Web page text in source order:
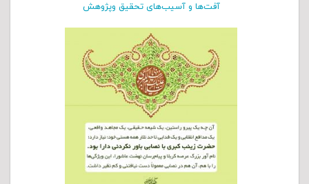
آفت‌ها و آسیب‌های تحقیق وپژوهش